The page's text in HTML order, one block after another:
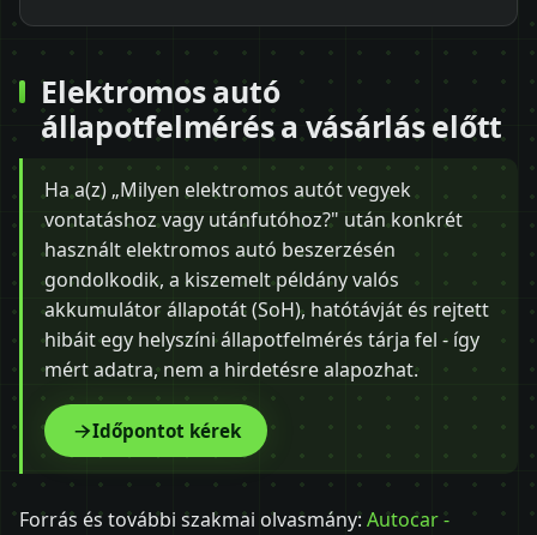
Elektromos autó
állapotfelmérés a vásárlás előtt
Ha a(z) „Milyen elektromos autót vegyek
vontatáshoz vagy utánfutóhoz?" után konkrét
használt elektromos autó beszerzésén
gondolkodik, a kiszemelt példány valós
akkumulátor állapotát (SoH), hatótávját és rejtett
hibáit egy helyszíni állapotfelmérés tárja fel - így
mért adatra, nem a hirdetésre alapozhat.
Időpontot kérek
Forrás és további szakmai olvasmány:Autocar -